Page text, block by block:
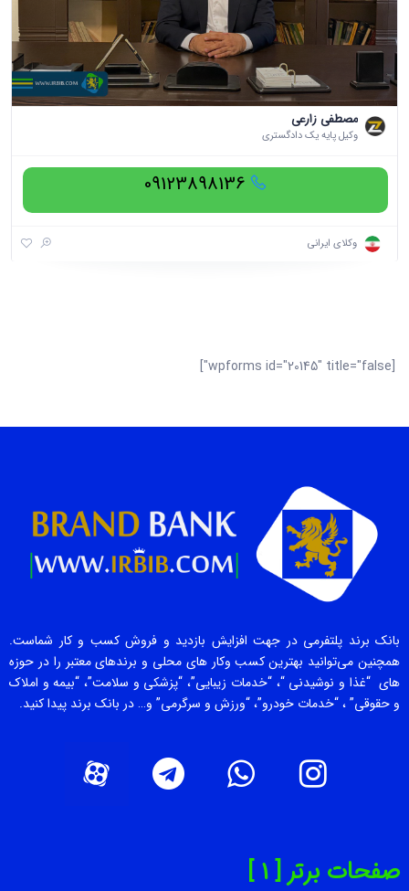
مصطفی زارعی
وکیل پایه یک دادگستری
09123898136
وکلای ایرانی
[wpforms id="20145" title="false"]
بانک برند پلتفرمی در جهت افزایش بازدید و فروش کسب و کار شماست.
همچنین می‌توانید بهترین کسب وکار های محلی و برندهای معتبر را در حوزه
های “غذا و نوشیدنی “، “خدمات زیبایی”، “پزشکی و سلامت”، “بیمه و املاک
و حقوقی” ، “خدمات خودرو”، “ورزش و سرگرمی” و… در بانک برند پیدا کنید.
صفحات برتر [ 1 ]